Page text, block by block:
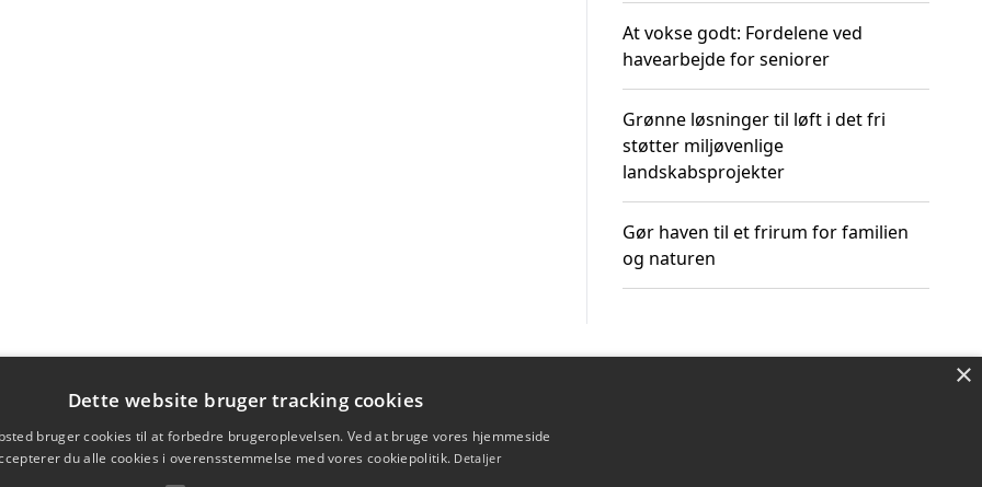
At vokse godt: Fordelene ved
havearbejde for seniorer
Grønne løsninger til løft i det fri
støtter miljøvenlige
landskabsprojekter
Gør haven til et frirum for familien
og naturen
×
Dette website bruger tracking cookies
bruger cookies til at forbedre brugeroplevelsen. Ved at bruge vores hjemmeside
du alle cookies i overensstemmelse med vores cookiepolitik. Detaljer